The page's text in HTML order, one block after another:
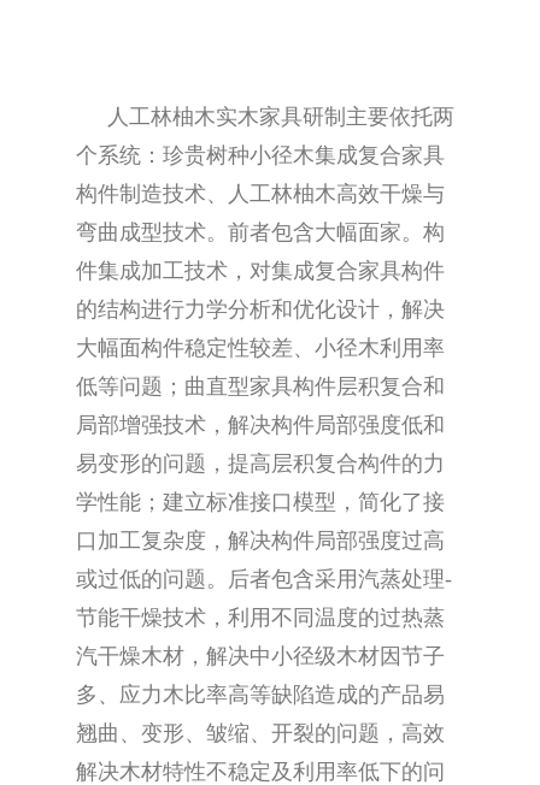
人工林柚木实木家具研制主要依托两
个系统：珍贵树种小径木集成复合家具
构件制造技术、人工林柚木高效干燥与
弯曲成型技术。前者包含大幅面家。构
件集成加工技术，对集成复合家具构件
的结构进行力学分析和优化设计，解决
大幅面构件稳定性较差、小径木利用率
低等问题；曲直型家具构件层积复合和
局部增强技术，解决构件局部强度低和
易变形的问题，提高层积复合构件的力
学性能；建立标准接口模型，简化了接
口加工复杂度，解决构件局部强度过高
或过低的问题。后者包含采用汽蒸处理-
节能干燥技术，利用不同温度的过热蒸
汽干燥木材，解决中小径级木材因节子
多、应力木比率高等缺陷造成的产品易
翘曲、变形、皱缩、开裂的问题，高效
解决木材特性不稳定及利用率低下的问